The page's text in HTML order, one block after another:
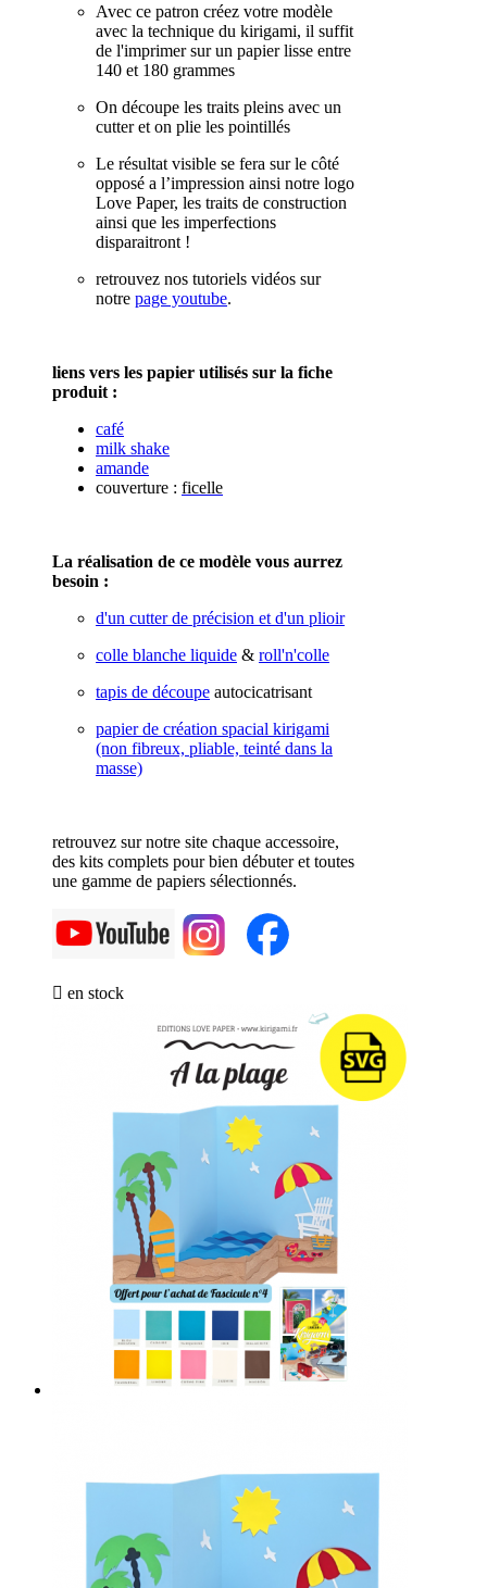
Avec ce patron créez votre modèle
avec la technique du kirigami, il suffit
de l'imprimer sur un papier lisse entre
140 et 180 grammes
On découpe les traits pleins avec un
cutter et on plie les pointillés
Le résultat visible se fera sur le côté
opposé a l’impression ainsi notre logo
Love Paper, les traits de construction
ainsi que les imperfections
disparaitront !
retrouvez nos tutoriels vidéos sur
notre page youtube.
liens vers les papier utilisés sur la fiche
produit :
café
milk shake
amande
couverture : ficelle
La réalisation de ce modèle vous aurrez
besoin :
d'un cutter de précision et d'un plioir
colle blanche liquide & roll'n'colle
tapis de découpe autocicatrisant
papier de création spacial kirigami
(non fibreux, pliable, teinté dans la
masse)
retrouvez sur notre site chaque accessoire,
des kits complets pour bien débuter et toutes
une gamme de papiers sélectionnés.
 en stock